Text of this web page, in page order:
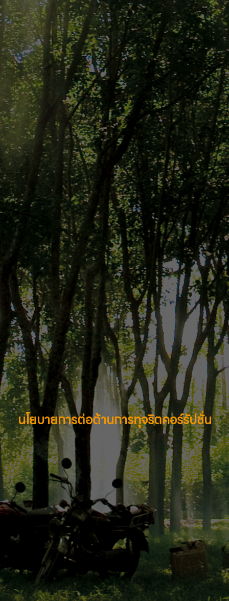
นโยบายการต่อต้านการทุจริตคอร์รัปชั่น